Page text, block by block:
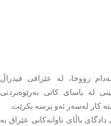
رووخا، لە عێراقی فیدراڵ
لە یاسای کاتی بەرێوەبردنی
کار لەسەر ئەو پرسە بکرێت.
باڵای تاوانەکانی عێراق بە